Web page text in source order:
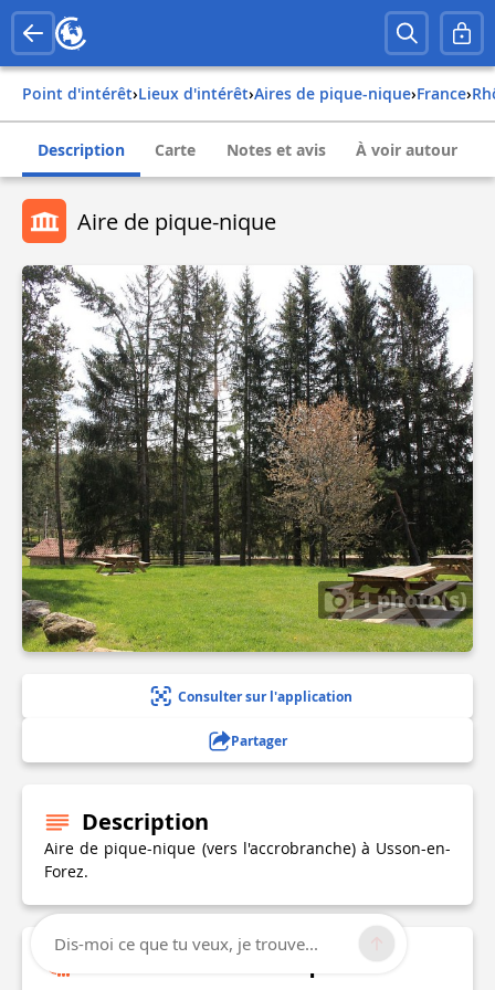
Point d'intérêt› Lieux d'intérêt› Aires de pique-nique› france›
Description Carte Notes et avis À voir autour
Aire de pique-nique
1 photo(s)
Consulter sur l'application
Partager
Description
Aire de pique-nique (vers l'accrobranche) à Usson-en-
Forez.
Informations techniques
Dis-moi ce que tu veux, je trouve...